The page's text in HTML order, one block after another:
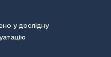
у дослідну